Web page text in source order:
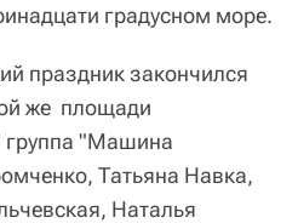
градусном море.
праздник закончился
же площади
группа "Машина
Татьяна Навка,
Наталья